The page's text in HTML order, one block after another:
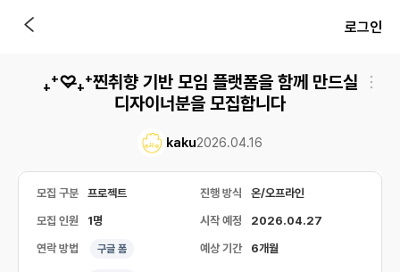
로그인
₊⁺♡̶₊⁺찐취향 기반 모임 플랫폼을 함께 만드실
디자이너분을 모집합니다
kaku2026.04.16
모집 구분 프로젝트 진행 방식 온/오프라인
모집 인원 1명 시작 예정 2026.04.27
연락 방법 구글 폼 예상 기간 6개월